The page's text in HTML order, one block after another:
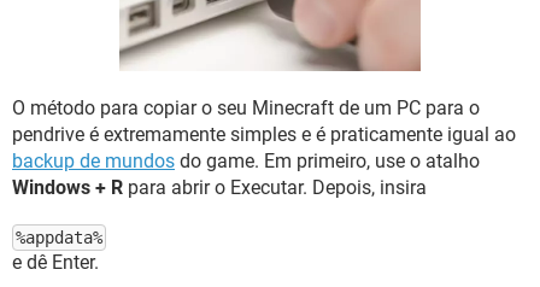
O método para copiar o seu Minecraft de um PC para o
pendrive é extremamente simples e é praticamente igual ao
backup de mundos do game. Em primeiro, use o atalho
Windows + R para abrir o Executar. Depois, insira
%appdata%
e dê Enter.